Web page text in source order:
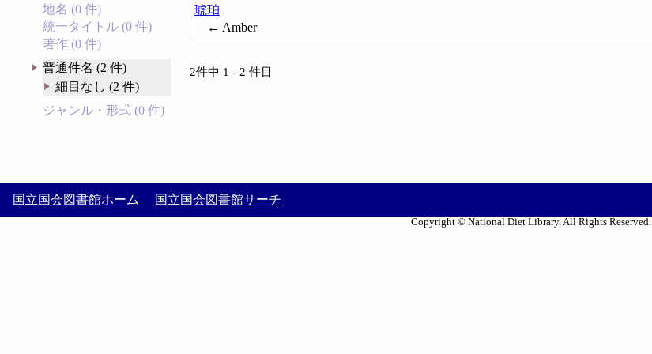
地名 (0 件)
統一タイトル (0 件)
著作 (0 件)
普通件名 (2 件)
細目なし (2 件)
ジャンル・形式 (0 件)
琥珀
← Amber
2件中 1 - 2 件目
国立国会図書館ホーム 国立国会図書館サーチ
Copyright © National Diet Library. All Rights Reserved.